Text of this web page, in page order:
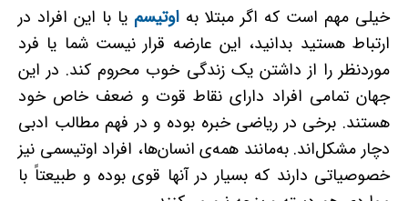
خیلی مهم است که اگر مبتلا بهاوتیسم یا با این افراد در
ارتباط هستید بدانید، این عارضه قرار نیست شما یا فرد
موردنظر را از داشتن یک زندگی خوب محروم کند. در این
جهان تمامی افراد دارای نقاط قوت و ضعف خاص خود
هستند. برخی در ریاضی خبره بوده و در فهم مطالب ادبی
دچار مشکل‌اند. به‌مانند همه‌ی انسان‌ها، افراد اوتیسمی نیز
خصوصیاتی‌ دارند که بسیار در آنها قوی بوده و طبیعتاً با